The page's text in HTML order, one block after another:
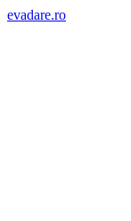
evadare.ro